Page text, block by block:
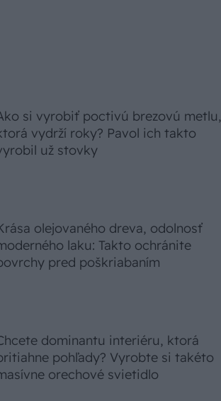
si vyrobiť poctivú brezovú metlu,
vydrží roky? Pavol ich takto
už stovky
olejovaného dreva, odolnosť
laku: Takto ochránite
pred poškriabaním
dominantu interiéru, ktorá
pohľady? Vyrobte si takéto
orechové svietidlo